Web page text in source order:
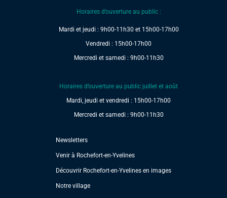
Horaires d’ouverture au public :
Mardi et jeudi : 9h00-11h30 et 15h00-17h00
Vendredi : 15h00-17h00
Mercredi et samedi : 9h00-11h30
Horaires d’ouverture au public juillet et août
Mardi, jeudi et vendredi : 15h00-17h00
Mercredi et samedi : 9h00-11h30
Newsletters
Venir à Rochefort-en-Yvelines
Découvrir Rochefort-en-Yvelines en images
Notre village